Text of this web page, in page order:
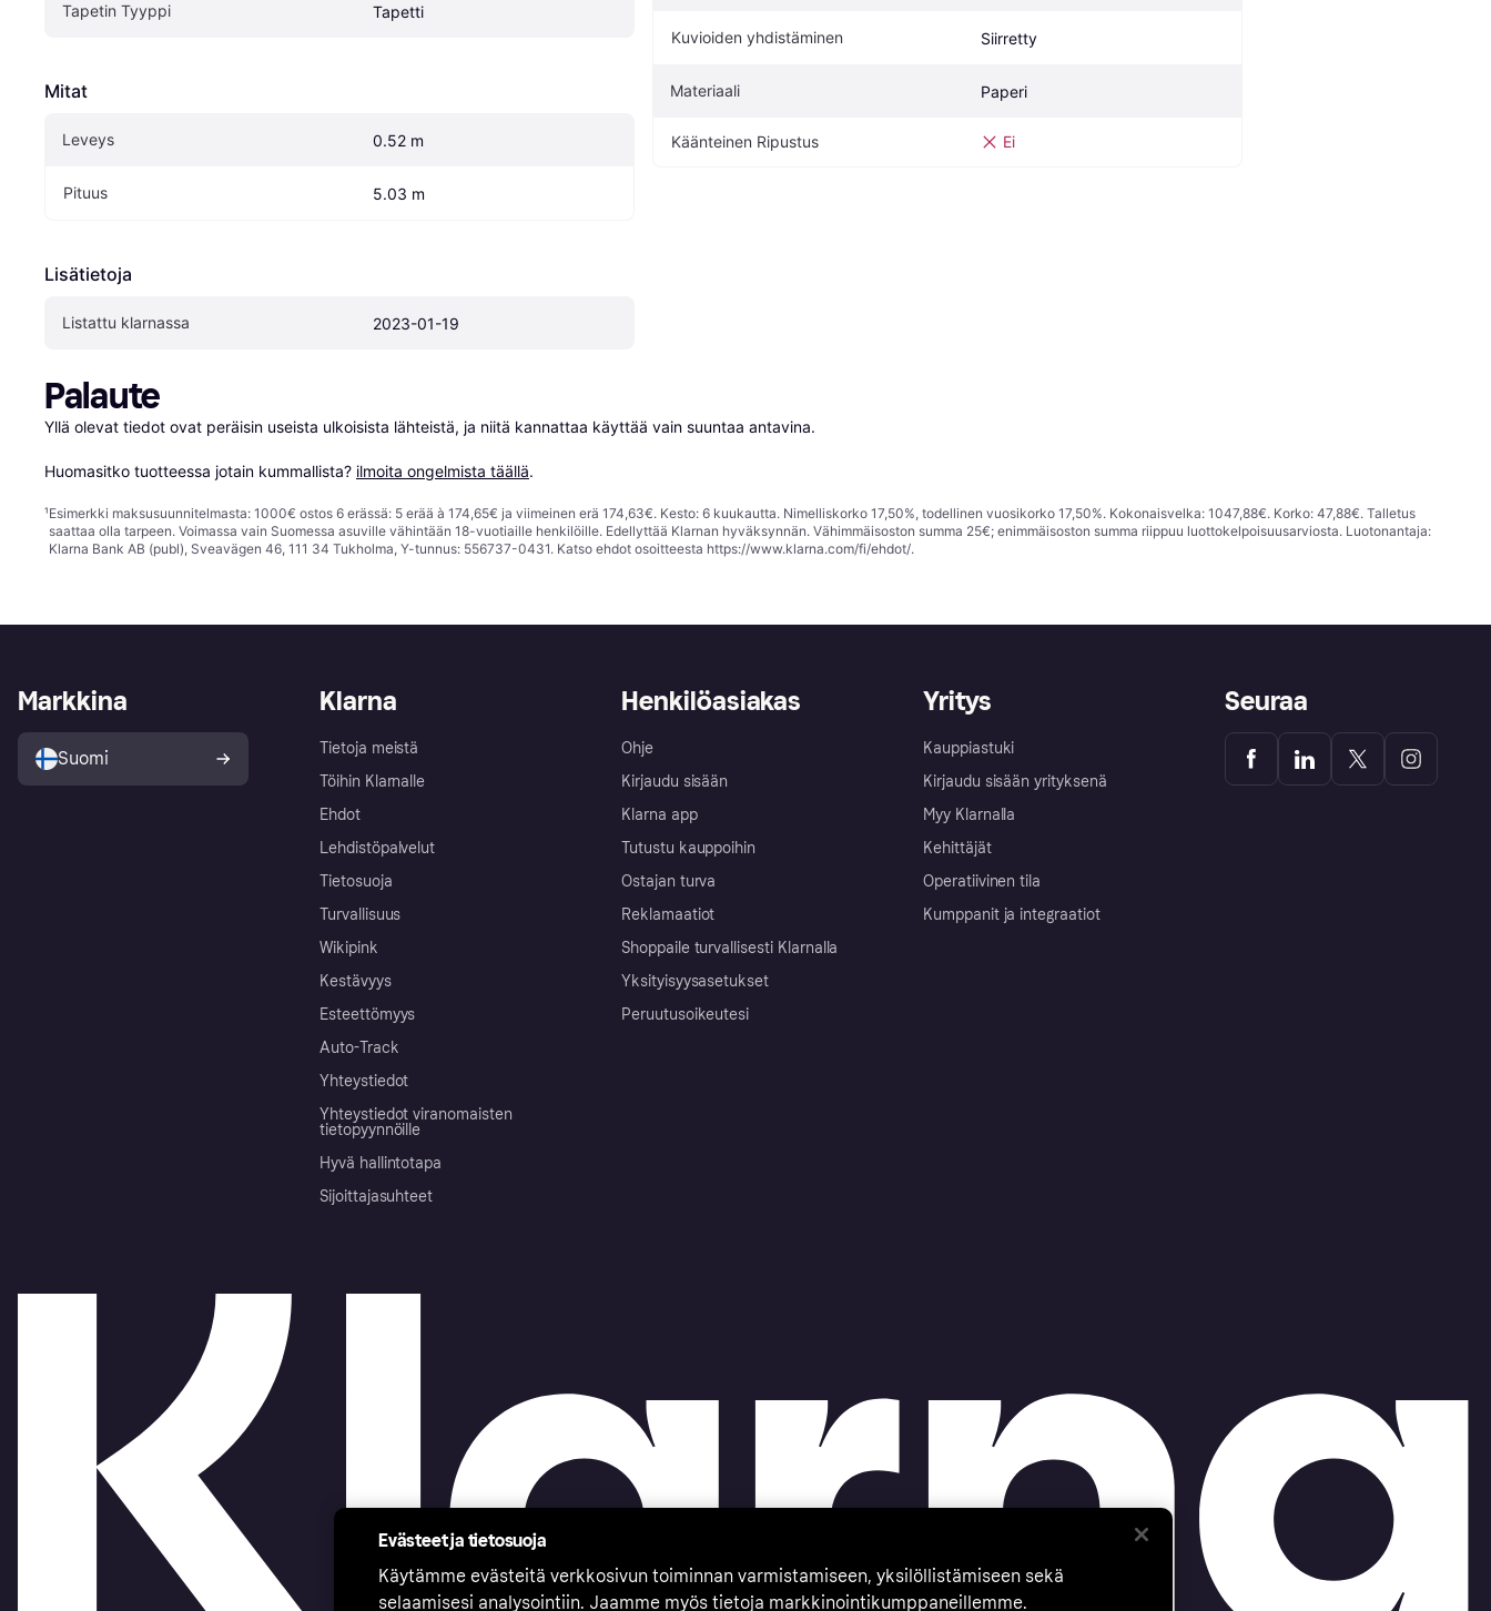
Tapetin Tyyppi Tapetti
Mitat
Leveys 0.52 m
Pituus 5.03 m
Lisätietoja
Listattu klarnassa 2023-01-19
Kuvioiden yhdistäminen Siirretty
Materiaali Paperi
Käänteinen Ripustus Ei
Palaute
Yllä olevat tiedot ovat peräisin useista ulkoisista lähteistä, ja niitä kannattaa käyttää vain suuntaa antavina.
Huomasitko tuotteessa jotain kummallista? ilmoita ongelmista täällä.
¹Esimerkki maksusuunnitelmasta: 1000€ ostos 6 erässä: 5 erää à 174,65€ ja viimeinen erä 174,63€. Kesto: 6 kuukautta. Nimelliskorko 17,50%, todellinen vuosikorko 17,50%. Kokonaisvelka: 1047,88€. Korko: 47,88€. Talletus
saattaa olla tarpeen. Voimassa vain Suomessa asuville vähintään 18-vuotiaille henkilöille. Edellyttää Klarnan hyväksynnän. Vähimmäisoston summa 25€; enimmäisoston summa riippuu luottokelpoisuusarviosta. Luotonantaja:
Klarna Bank AB (publ), Sveavägen 46, 111 34 Tukholma, Y-tunnus: 556737-0431. Katso ehdot osoitteesta https://www.klarna.com/fi/ehdot/.
Klarna
Tietoja meistä
Töihin Klarnalle
Ehdot
Lehdistöpalvelut
Tietosuoja
Turvallisuus
Wikipink
Kestävyys
Esteettömyys
Auto-Track
Yhteystiedot
Yhteystiedot viranomaisten
tietopyynnöille
Hyvä hallintotapa
Sijoittajasuhteet
Henkilöasiakas
Ohje
Kirjaudu sisään
Klarna app
Tutustu kauppoihin
Ostajan turva
Reklamaatiot
Shoppaile turvallisesti Klarnalla
Yksityisyysasetukset
Peruutusoikeutesi
Yritys
Kauppiastuki
Kirjaudu sisään yrityksenä
Myy Klarnalla
Kehittäjät
Operatiivinen tila
Kumppanit ja integraatiot
Markkina
Suomi
Seuraa
Evästeet ja tietosuoja
Käytämme evästeitä verkkosivun toiminnan varmistamiseen, yksilöllistämiseen sekä
selaamisesi analysointiin. Jaamme myös tietoja markkinointikumppaneillemme.